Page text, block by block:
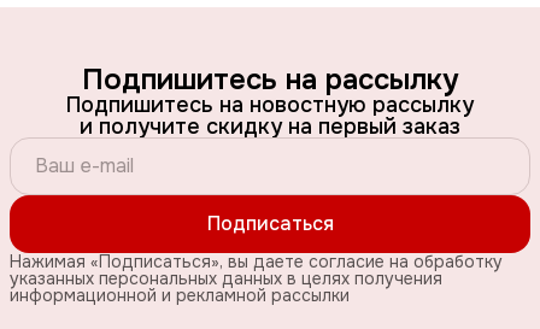
Подпишитесь на рассылку
Подпишитесь на новостную рассылку
и получите скидку на первый заказ
Подписаться
Нажимая «Подписаться», вы даете согласие на обработку
указанных персональных данных в целях получения
информационной и рекламной рассылки